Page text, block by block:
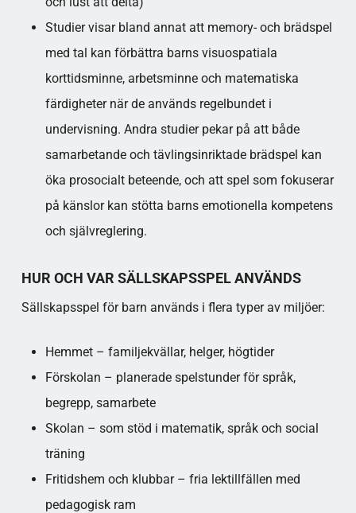
Studier visar bland annat att memory- och brädspel
med tal kan förbättra barns visuospatiala
korttidsminne, arbetsminne och matematiska
färdigheter när de används regelbundet i
undervisning. Andra studier pekar på att både
samarbetande och tävlingsinriktade brädspel kan
öka prosocialt beteende, och att spel som fokuserar
på känslor kan stötta barns emotionella kompetens
och självreglering.​
HUR OCH VAR SÄLLSKAPSSPEL ANVÄNDS
Sällskapsspel för barn används i flera typer av miljöer:
Hemmet – familjekvällar, helger, högtider
Förskolan – planerade spelstunder för språk,
begrepp, samarbete
Skolan – som stöd i matematik, språk och social
träning
Fritidshem och klubbar – fria lektillfällen med
pedagogisk ram